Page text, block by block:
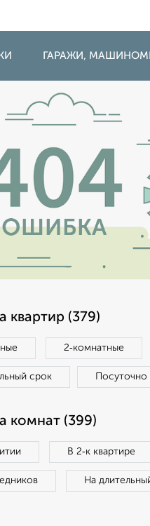
ГАРАЖИ,
квартир (379)
2‑комнатные
срок Посуточно
комнат (399)
В 2‑к квартире
На